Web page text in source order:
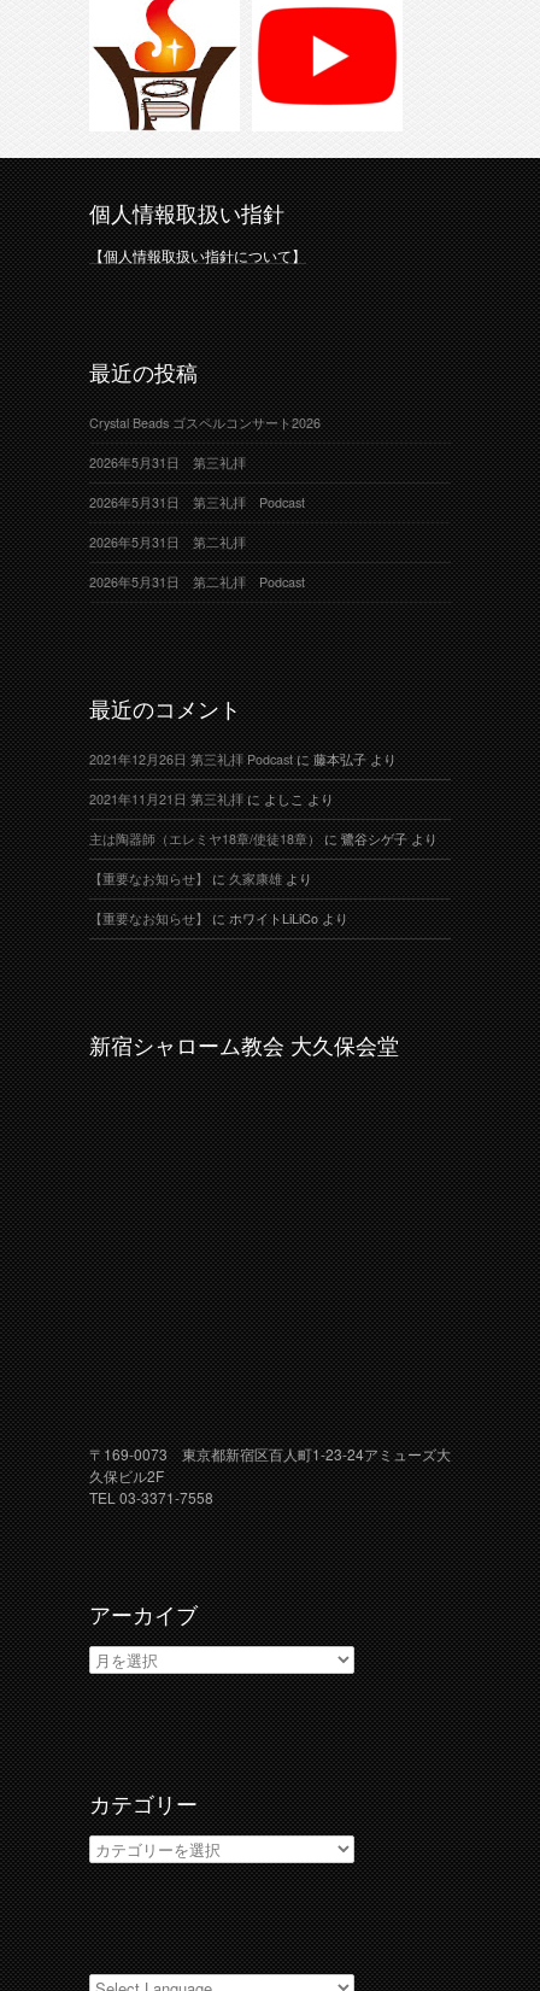
個人情報取扱い指針
【個人情報取扱い指針について】
最近の投稿
Crystal Beads ゴスペルコンサート2026
2026年5月31日 第三礼拝
2026年5月31日 第三礼拝 Podcast
2026年5月31日 第二礼拝
2026年5月31日 第二礼拝 Podcast
最近のコメント
2021年12月26日 第三礼拝 Podcastに藤本弘子より
2021年11月21日 第三礼拝によしこより
主は陶器師（エレミヤ18章/使徒18章）に鷺谷シゲ子より
【重要なお知らせ】に久家康雄より
【重要なお知らせ】にホワイトLiLiCoより
新宿シャローム教会 大久保会堂
〒169-0073 東京都新宿区百人町1-23-24アミューズ大
久保ビル2F
TEL 03-3371-7558
アーカイブ
ア
ー
カ
イ
ブ
カテゴリー
カ
テ
ゴ
リ
ー